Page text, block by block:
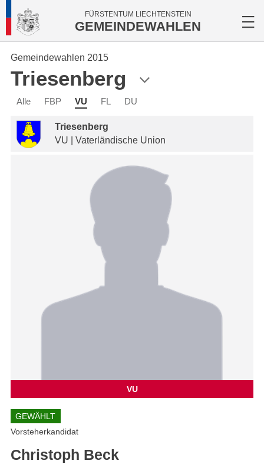
FÜRSTENTUM LIECHTENSTEIN
GEMEINDEWAHLEN
Gemeindewahlen 2015
Triesenberg
Alle FBP VU FL DU
Triesenberg
VU | Vaterländische Union
VU
GEWÄHLT
Vorsteherkandidat
Christoph Beck